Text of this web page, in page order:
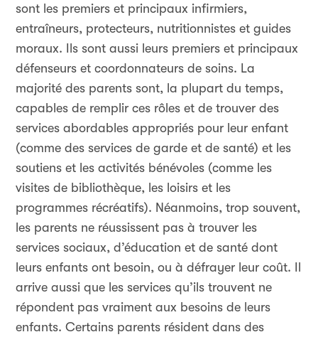
sont les premiers et principaux infirmiers,
entraîneurs, protecteurs, nutritionnistes et guides
moraux. Ils sont aussi leurs premiers et principaux
défenseurs et coordonnateurs de soins. La
majorité des parents sont, la plupart du temps,
capables de remplir ces rôles et de trouver des
services abordables appropriés pour leur enfant
(comme des services de garde et de santé) et les
soutiens et les activités bénévoles (comme les
visites de bibliothèque, les loisirs et les
programmes récréatifs). Néanmoins, trop souvent,
les parents ne réussissent pas à trouver les
services sociaux, d’éducation et de santé dont
leurs enfants ont besoin, ou à défrayer leur coût. Il
arrive aussi que les services qu’ils trouvent ne
répondent pas vraiment aux besoins de leurs
enfants. Certains parents résident dans des